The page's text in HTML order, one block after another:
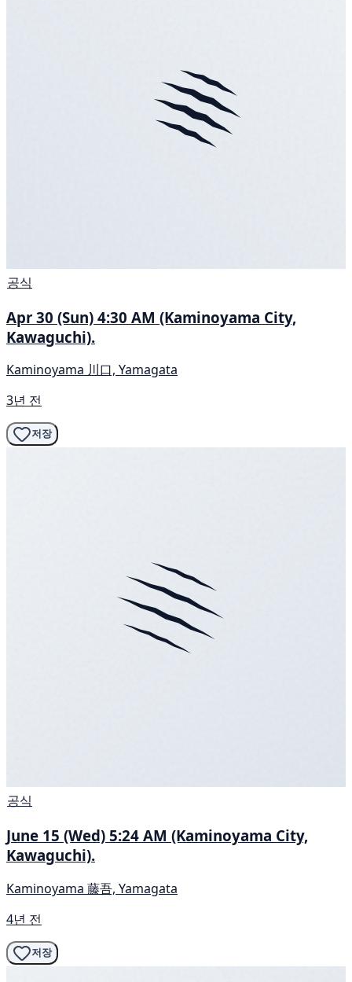
공식
Apr 30 (Sun) 4:30 AM (Kaminoyama City,
Kawaguchi).
Kaminoyama 川口, Yamagata
3년 전
저장
공식
June 15 (Wed) 5:24 AM (Kaminoyama City,
Kawaguchi).
Kaminoyama 藤吾, Yamagata
4년 전
저장